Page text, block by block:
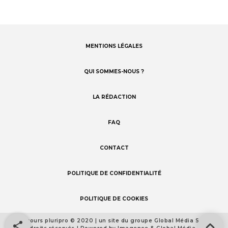
MENTIONS LÉGALES
QUI SOMMES-NOUS ?
LA RÉDACTION
FAQ
CONTACT
POLITIQUE DE CONFIDENTIALITÉ
POLITIQUE DE COOKIES
Footer
Concours pluripro © 2020 | un site du groupe Global Média Santé